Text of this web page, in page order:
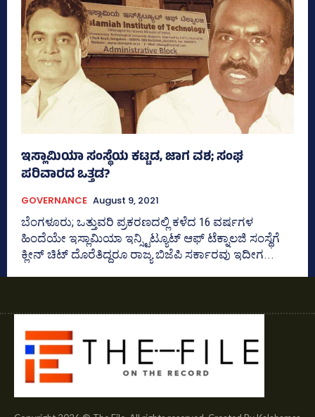
ಇಸ್ಲಾಮಿಯಾ ಸಂಸ್ಥೆಯ ಕಟ್ಟಡ, ಜಾಗ ವಶ; ಸಂಘ
ಪರಿವಾರದ ಒತ್ತಡ?
GOVERNANCE August 9, 2021
ಬೆಂಗಳೂರು; ಒತ್ತುವರಿ ಪ್ರಕರಣದಲ್ಲಿ ಕಳೆದ 16 ವರ್ಷಗಳ
ಹಿಂದೆಯೇ ಇಸ್ಲಾಮಿಯಾ ಇನ್ಸ್ಟಿಟ್ಯೂಟ್ ಆಫ್ ಟೆಕ್ನಾಲಜಿ ಸಂಸ್ಥೆಗೆ
ಕ್ಲೀನ್‌ ಚಿಟ್‌ ದೊರೆತಿದ್ದರೂ ರಾಜ್ಯ ಬಿಜೆಪಿ ಸರ್ಕಾರವು ಇದೀಗ...